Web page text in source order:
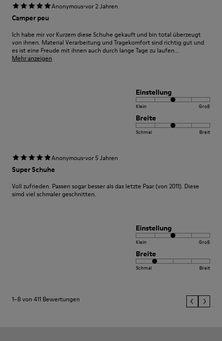
Anonymous·vor 2 Jahren
Camper peu
Ich habe mir vor Kurzem diese Schuhe gekauft und bin total überzeugt
von ihnen. Material Verarbeitung und Tragekomfort sind richtig gut und
es ist eine Freude mit ihnen auch durch lange Tage zu laufen...
Mehr anzeigen
Einstellung
Klein Groß
Breite
Schmal Breit
Anonymous·vor 5 Jahren
Super Schuhe
Voll zufrieden. Passen sogar besser als das letzte Paar (von 2011). Diese
simd viel schmaler geschnitten.
Einstellung
Klein Groß
Breite
Schmal Breit
1–8 von 411 Bewertungen